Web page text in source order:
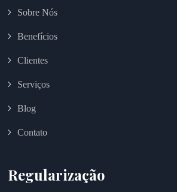
Sobre Nós
Benefícios
Clientes
Serviços
Blog
Contato
Regularização